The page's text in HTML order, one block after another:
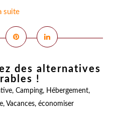
suite
des alternatives
!
, Camping, Hébergement,
, Vacances, économiser